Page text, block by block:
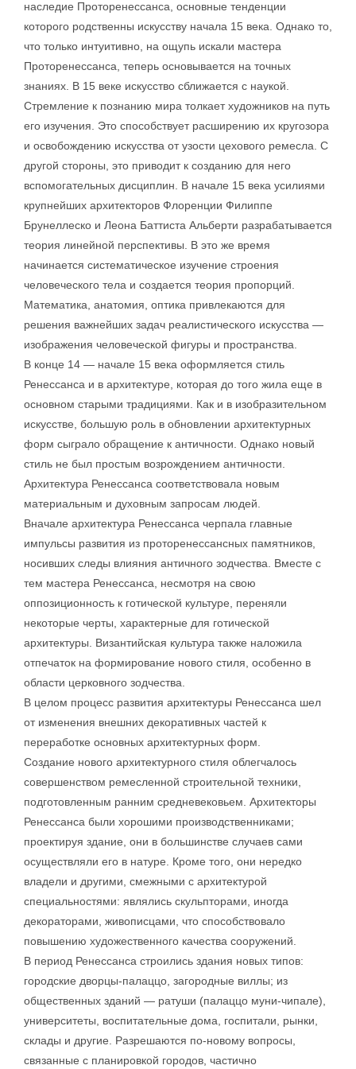
наследие Проторенессанса, основные тенденции
которого родственны искусству начала 15 века. Однако то,
что только интуитивно, на ощупь искали мастера
Проторенессанса, теперь основывается на точных
знаниях. В 15 веке искусство сближается с наукой.
Стремление к познанию мира толкает художников на путь
его изучения. Это способствует расширению их кругозора
и освобождению искусства от узости цехового ремесла. С
другой стороны, это приводит к созданию для него
вспомогательных дисциплин. В начале 15 века усилиями
крупнейших архитекторов Флоренции Филиппе
Брунеллеско и Леона Баттиста Альберти разрабатывается
теория линейной перспективы. В это же время
начинается систематическое изучение строения
человеческого тела и создается теория пропорций.
Математика, анатомия, оптика привлекаются для
решения важнейших задач реалистического искусства —
изображения человеческой фигуры и пространства.
В конце 14 — начале 15 века оформляется стиль
Ренессанса и в архитектуре, которая до того жила еще в
основном старыми традициями. Как и в изобразительном
искусстве, большую роль в обновлении архитектурных
форм сыграло обращение к античности. Однако новый
стиль не был простым возрождением античности.
Архитектура Ренессанса соответствовала новым
материальным и духовным запросам людей.
Вначале архитектура Ренессанса черпала главные
импульсы развития из проторенессансных памятников,
носивших следы влияния античного зодчества. Вместе с
тем мастера Ренессанса, несмотря на свою
оппозиционность к готической культуре, переняли
некоторые черты, характерные для готической
архитектуры. Византийская культура также наложила
отпечаток на формирование нового стиля, особенно в
области церковного зодчества.
В целом процесс развития архитектуры Ренессанса шел
от изменения внешних декоративных частей к
переработке основных архитектурных форм.
Создание нового архитектурного стиля облегчалось
совершенством ремесленной строительной техники,
подготовленным ранним средневековьем. Архитекторы
Ренессанса были хорошими производственниками;
проектируя здание, они в большинстве случаев сами
осуществляли его в натуре. Кроме того, они нередко
владели и другими, смежными с архитектурой
специальностями: являлись скульпторами, иногда
декораторами, живописцами, что способствовало
повышению художественного качества сооружений.
В период Ренессанса строились здания новых типов:
городские дворцы-палаццо, загородные виллы; из
общественных зданий — ратуши (палаццо муни-чипале),
университеты, воспитательные дома, госпитали, рынки,
склады и другие. Разрешаются по-новому вопросы,
связанные с планировкой городов, частично